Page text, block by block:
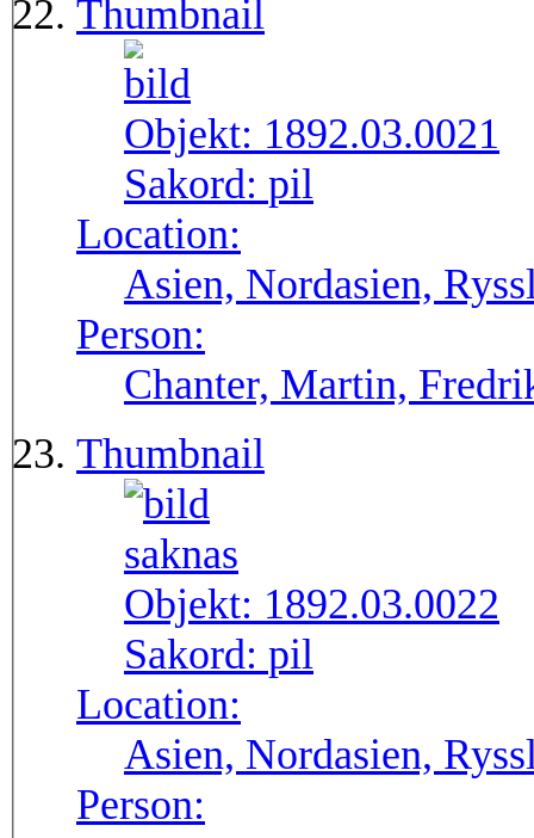
Thumbnail
Objekt: 1892.03.0021
Sakord: pil
Location:
Asien, Nordasien,
Person:
Chanter, Martin,
Thumbnail
Objekt: 1892.03.0022
Sakord: pil
Location:
Asien, Nordasien,
Person: